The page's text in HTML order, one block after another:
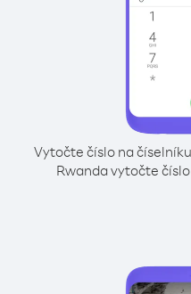
Vytočte číslo na
Rwanda vytočte